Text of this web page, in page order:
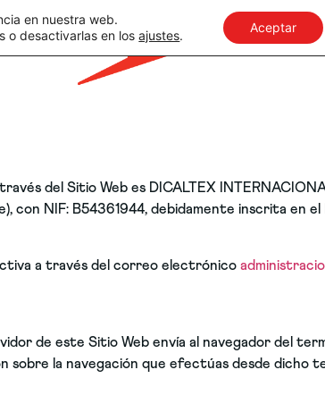
del Sitio Web es DICALTEX
con NIF: B54361944, debidamente inscrita en
a través del correo electrónico
de este Sitio Web envía al navegador del
la navegación que efectúas desde dicho
en nuestra web.
o desactivarlas en losajustes.
Aceptar